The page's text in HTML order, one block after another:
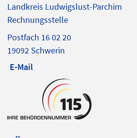
Landkreis Ludwigslust-Parchim
Rechnungsstelle
Postfach 16 02 20
19092 Schwerin
E-Mail